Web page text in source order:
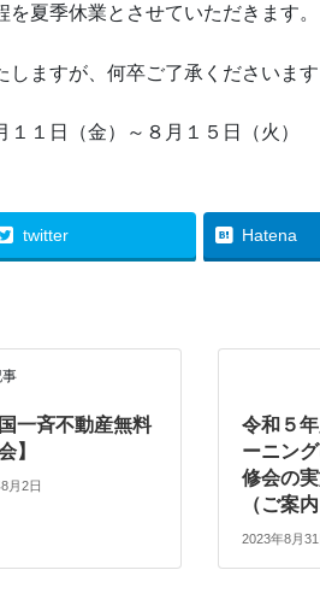
夏季休業とさせていただきます。
ますが、何卒ご了承くださいま
１日（金）～８月１５日（火）
twitter Hatena
国一斉不動産無料
】
月2日
令和５
ーニン
修会の
（ご案内
2023年8月31